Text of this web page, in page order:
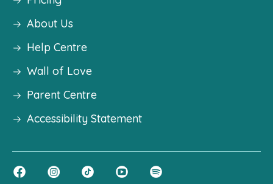
About Us
Help Centre
Wall of Love
Parent Centre
Accessibility Statement